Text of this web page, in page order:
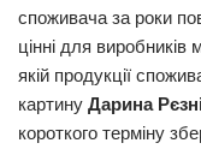
споживача за роки
цінні для виробників
якій продукції
картину Дарина
короткого терміну